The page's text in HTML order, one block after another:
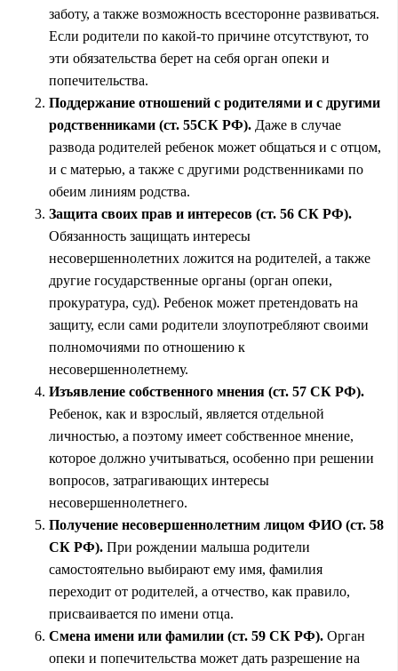
заботу, а также возможность всесторонне развиваться.
Если родители по какой-то причине отсутствуют, то
эти обязательства берет на себя орган опеки и
попечительства.
Поддержание отношений с родителями и с другими
родственниками (ст. 55СК РФ). Даже в случае
развода родителей ребенок может общаться и с отцом,
и с матерью, а также с другими родственниками по
обеим линиям родства.
Защита своих прав и интересов (ст. 56 СК РФ).
Обязанность защищать интересы
несовершеннолетних ложится на родителей, а также
другие государственные органы (орган опеки,
прокуратура, суд). Ребенок может претендовать на
защиту, если сами родители злоупотребляют своими
полномочиями по отношению к
несовершеннолетнему.
Изъявление собственного мнения (ст. 57 СК РФ).
Ребенок, как и взрослый, является отдельной
личностью, а поэтому имеет собственное мнение,
которое должно учитываться, особенно при решении
вопросов, затрагивающих интересы
несовершеннолетнего.
Получение несовершеннолетним лицом ФИО (ст. 58
СК РФ). При рождении малыша родители
самостоятельно выбирают ему имя, фамилия
переходит от родителей, а отчество, как правило,
присваивается по имени отца.
Смена имени или фамилии (ст. 59 СК РФ). Орган
опеки и попечительства может дать разрешение на